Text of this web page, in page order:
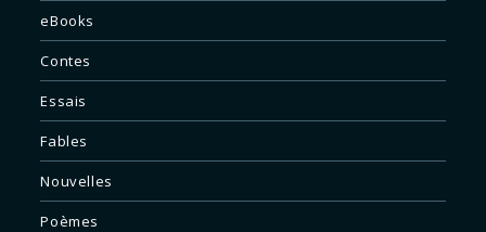
eBooks
Contes
Essais
Fables
Nouvelles
Poèmes